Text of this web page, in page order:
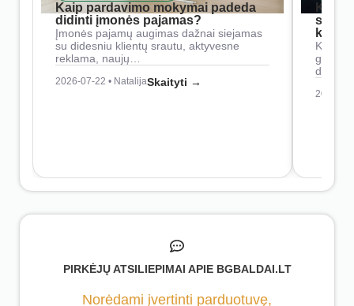
Kaip pardavimo mokymai padeda
didinti įmonės pajamas?
Įmonės pajamų augimas dažnai siejamas
su didesniu klientų srautu, aktyvesne
reklama, naujų…
2026-07-22 • NatalijaSkaityti →
Kaip
2026-
PIRKĖJŲ ATSILIEPIMAI APIE BGBALDAI.LT
Norėdami įvertinti parduotuvę,